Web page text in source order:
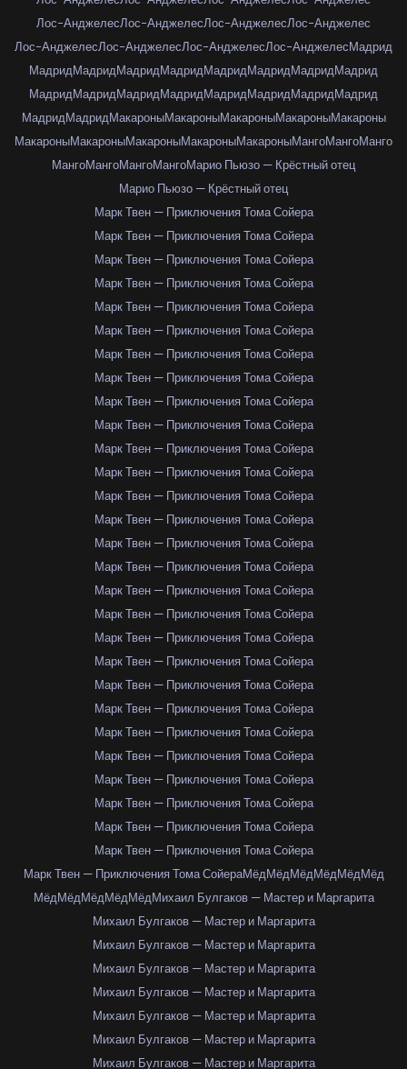
Лос-АнджелесЛос-АнджелесЛос-АнджелесЛос-Анджелес
Лос-АнджелесЛос-АнджелесЛос-АнджелесЛос-АнджелесМадрид
МадридМадридМадридМадридМадридМадридМадридМадрид
МадридМадридМадридМадридМадридМадридМадридМадрид
МадридМадридМакароныМакароныМакароныМакароныМакароны
МакароныМакароныМакароныМакароныМакароныМангоМангоМанго
МангоМангоМангоМангоМарио Пьюзо — Крёстный отец
Марио Пьюзо — Крёстный отец
Марк Твен — Приключения Тома Сойера
Марк Твен — Приключения Тома Сойера
Марк Твен — Приключения Тома Сойера
Марк Твен — Приключения Тома Сойера
Марк Твен — Приключения Тома Сойера
Марк Твен — Приключения Тома Сойера
Марк Твен — Приключения Тома Сойера
Марк Твен — Приключения Тома Сойера
Марк Твен — Приключения Тома Сойера
Марк Твен — Приключения Тома Сойера
Марк Твен — Приключения Тома Сойера
Марк Твен — Приключения Тома Сойера
Марк Твен — Приключения Тома Сойера
Марк Твен — Приключения Тома Сойера
Марк Твен — Приключения Тома Сойера
Марк Твен — Приключения Тома Сойера
Марк Твен — Приключения Тома Сойера
Марк Твен — Приключения Тома Сойера
Марк Твен — Приключения Тома Сойера
Марк Твен — Приключения Тома Сойера
Марк Твен — Приключения Тома Сойера
Марк Твен — Приключения Тома Сойера
Марк Твен — Приключения Тома Сойера
Марк Твен — Приключения Тома Сойера
Марк Твен — Приключения Тома Сойера
Марк Твен — Приключения Тома Сойера
Марк Твен — Приключения Тома Сойера
Марк Твен — Приключения Тома Сойера
Марк Твен — Приключения Тома СойераМёдМёдМёдМёдМёдМёд
МёдМёдМёдМёдМёдМихаил Булгаков — Мастер и Маргарита
Михаил Булгаков — Мастер и Маргарита
Михаил Булгаков — Мастер и Маргарита
Михаил Булгаков — Мастер и Маргарита
Михаил Булгаков — Мастер и Маргарита
Михаил Булгаков — Мастер и Маргарита
Михаил Булгаков — Мастер и Маргарита
Михаил Булгаков — Мастер и Маргарита